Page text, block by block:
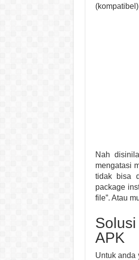
Nah
mengatasi
tidak bisa
package
file”. Atau
APK
Untuk anda